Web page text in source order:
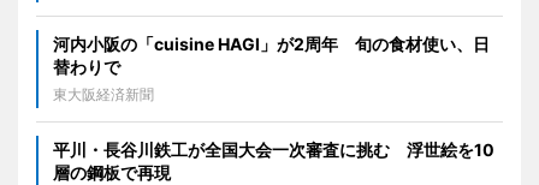
河内小阪の「cuisine HAGI」が2周年 旬の食材使い、日
替わりで
東大阪経済新聞
平川・長谷川鉄工が全国大会一次審査に挑む 浮世絵を10
層の鋼板で再現